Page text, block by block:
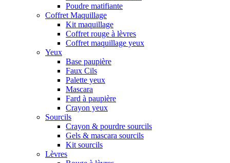
Poudre matifiante
Coffret Maquillage
Kit maquillage
Coffret rouge à lèvres
Coffret maquillage yeux
Yeux
Base paupière
Faux Cils
Palette yeux
Mascara
Fard à paupière
Crayon yeux
Sourcils
Crayon & pourdre sourcils
Gels & mascara sourcils
Kit sourcils
Lèvres